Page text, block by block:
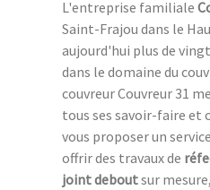
L'entreprise familiale
Saint-Frajou dans le
aujourd'hui plus de
dans le domaine du
couvreur Couvreur 31
tous ses savoir-faire et
vous proposer un
offrir des travaux de
joint deboutsur